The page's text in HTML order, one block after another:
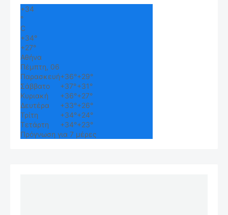
+34
°
C
+34°
+27°
Αθήνα
Πέμπτη, 06
Παρασκευή+36°+29°
Σάββατο
+37°+31°
Κυριακή
+36°+27°
Δευτέρα
+33°+26°
Τρίτη
+34°+24°
Τετάρτη
+34°+23°
Πρόγνωση για 7 μέρες